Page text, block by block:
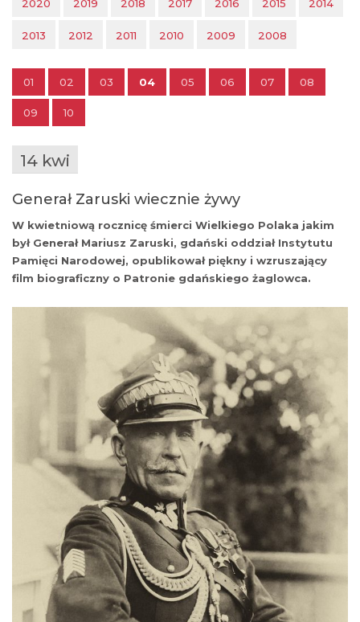
2020 2019 2018 2017 2016 2015 2014
2013 2012 2011 2010 2009 2008
01 02 03 04 05 06 07 08
09 10
14 kwi
Generał Zaruski wiecznie żywy
W kwietniową rocznicę śmierci Wielkiego Polaka jakim
był Generał Mariusz Zaruski, gdański oddział Instytutu
Pamięci Narodowej, opublikował piękny i wzruszający
film biograficzny o Patronie gdańskiego żaglowca.